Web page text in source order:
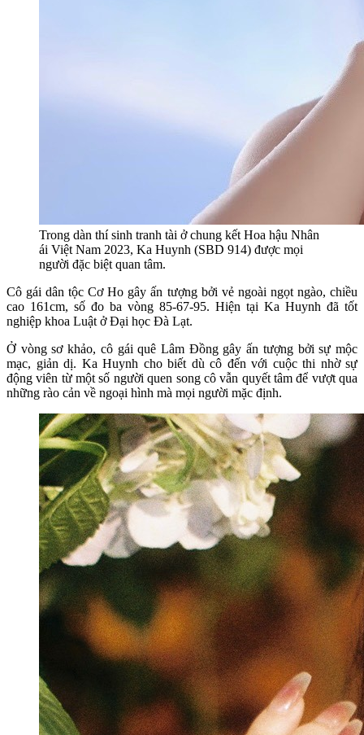
Trong dàn thí sinh tranh tài ở chung kết Hoa hậu Nhân
ái Việt Nam 2023, Ka Huynh (SBD 914) được mọi
người đặc biệt quan tâm.
Cô gái dân tộc Cơ Ho gây ấn tượng bởi vẻ ngoài ngọt ngào, chiều
cao 161cm, số đo ba vòng 85-67-95. Hiện tại Ka Huynh đã tốt
nghiệp khoa Luật ở Đại học Đà Lạt.
Ở vòng sơ khảo, cô gái quê Lâm Đồng gây ấn tượng bởi sự mộc
mạc, giản dị. Ka Huynh cho biết dù cô đến với cuộc thi nhờ sự
động viên từ một số người quen song cô vẫn quyết tâm để vượt qua
những rào cản về ngoại hình mà mọi người mặc định.